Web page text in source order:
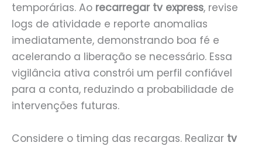
temporárias. Ao recarregar tv express, revise
logs de atividade e reporte anomalias
imediatamente, demonstrando boa fé e
acelerando a liberação se necessário. Essa
vigilância ativa constrói um perfil confiável
para a conta, reduzindo a probabilidade de
intervenções futuras.
Considere o timing das recargas. Realizar tv